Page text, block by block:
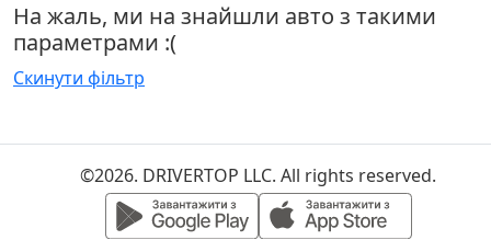
На жаль, ми на знайшли авто з такими
параметрами :(
Скинути фільтр
©2026. DRIVERTOP LLC. All rights reserved.